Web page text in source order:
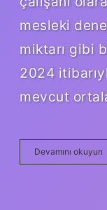
mesleki
miktarı gibi
2024
mevcut
Devamını okuyun